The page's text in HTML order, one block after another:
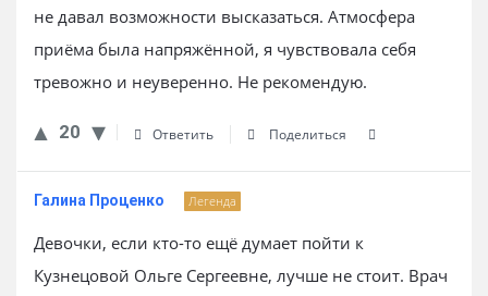
не давал возможности высказаться. Атмосфера
приёма была напряжённой, я чувствовала себя
тревожно и неуверенно. Не рекомендую.
20 Ответить Поделиться
Галина Проценко Легенда
Девочки, если кто-то ещё думает пойти к
Кузнецовой Ольге Сергеевне, лучше не стоит. Врач